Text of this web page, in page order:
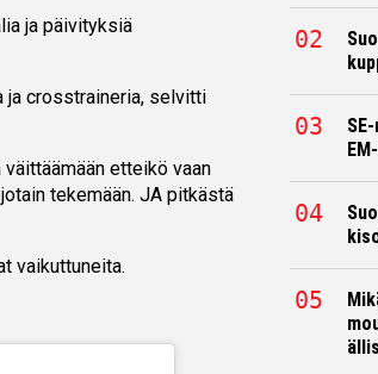
ja päivityksiä
ja crosstraineria, selvitti
etteikö vaan
tekemään. JA pitkästä
vaikuttuneita.